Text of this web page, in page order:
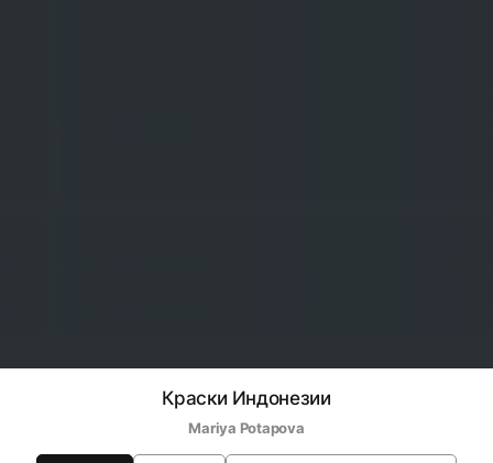
Краски Индонезии
Mariya Potapova